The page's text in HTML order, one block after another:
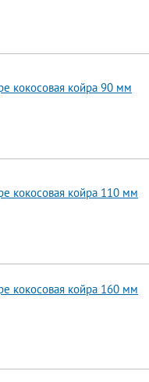
кокосовая койра 90 мм
кокосовая койра 110 мм
кокосовая койра 160 мм